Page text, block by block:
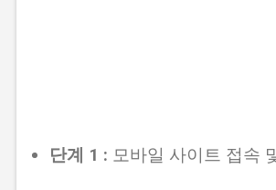
단계 1 : 모바일 사이트 접속